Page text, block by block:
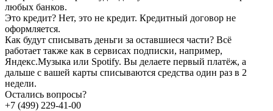
любых банков.
Это кредит? Нет, это не кредит. Кредитный договор не
оформляется.
Как будут списывать деньги за оставшиеся части? Всё
работает также как в сервисах подписки, например,
Яндекс.Музыка или Spotify. Вы делаете первый платёж, а
дальше с вашей карты списываются средства один раз в 2
недели.
Остались вопросы?
+7 (499) 229-41-00